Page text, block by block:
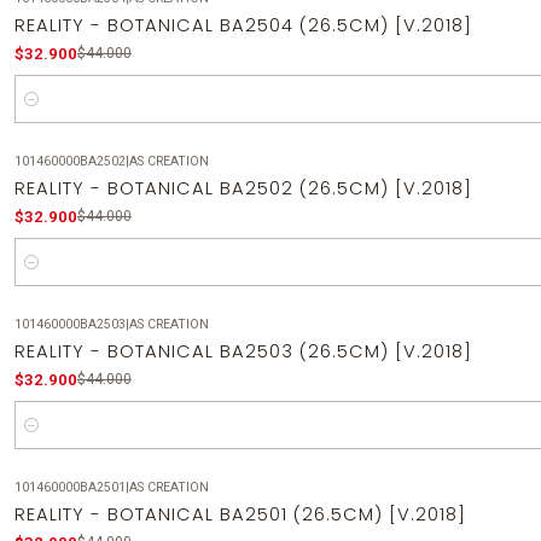
REALITY - BOTANICAL BA2504 (26.5CM) [V.2018]
$32.900$44.000
Cantidad
101460000BA2502|AS CREATION
REALITY - BOTANICAL BA2502 (26.5CM) [V.2018]
$32.900$44.000
Cantidad
101460000BA2503|AS CREATION
REALITY - BOTANICAL BA2503 (26.5CM) [V.2018]
$32.900$44.000
Cantidad
101460000BA2501 |AS CREATION
REALITY - BOTANICAL BA2501 (26.5CM) [V.2018]